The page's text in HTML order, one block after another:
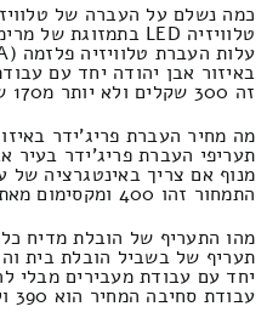
טלוויזיה LED בתמזוגת של מרימים באבן יהודה והסביבה?
באיזור אבן יהודה יחד עם
זה 300 שקלים ולא יותר מ170 ש"ח.
מה מחיר העברת פריג'ידר
תעריפי העברת פריג'ידר בעיר
מנוף אם צריך באינטגרציה של
התמחור זהו 400 ומקסימום מאתיים שקל חדש.
מהו התעריף של הובלת מדיח
תעריף של בשביל הובלת בית
יחד עם עבודת מעבירים מבלי
עבודת סחיבה המחיר הוא 390 ולכל היותר 170 שקל.